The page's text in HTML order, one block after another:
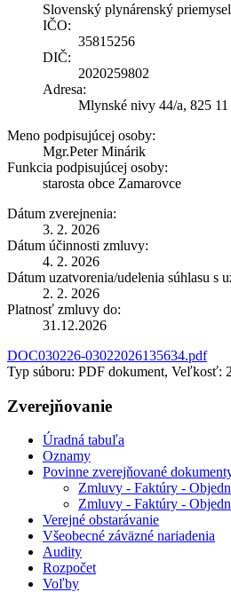
Slovenský plynárenský
IČO:
35815256
DIČ:
2020259802
Adresa:
Mlynské nivy 44/a, 825 11
Meno podpisujúcej osoby:
Mgr.Peter Minárik
Funkcia podpisujúcej osoby:
starosta obce Zamarovce
Dátum zverejnenia:
3. 2. 2026
Dátum účinnosti zmluvy:
4. 2. 2026
Dátum uzatvorenia/udelenia súhlasu s
2. 2. 2026
Platnosť zmluvy do:
31.12.2026
DOC030226-03022026135634.pdf
Typ súboru: PDF dokument, Veľkosť:
Zverejňovanie
Úradná tabuľa
Oznamy
Povinne zverejňované
Zmluvy - Faktúry -
Zmluvy - Faktúry -
Verejné obstarávanie
Všeobecné záväzné nariadenia
Audity
Rozpočet
Voľby